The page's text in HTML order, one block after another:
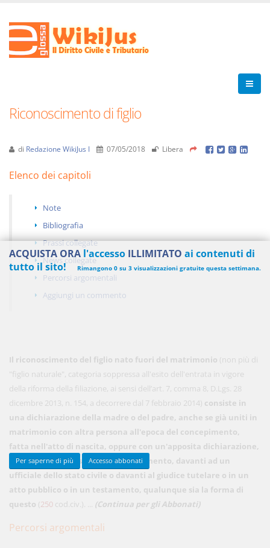
Riconoscimento di figlio
di Redazione WikiJus I 07/05/2018 Libera
Elenco dei capitoli
Note
Bibliografia
Prassi collegate
News collegate
Percorsi argomentali
Aggiungi un commento
Il riconoscimento del figlio nato fuori del matrimonio (non più di
"figlio naturale", categoria soppressa all'esito dell'entrata in vigore
della riforma della filiazione, ai sensi dell’art. 7, comma 8, D.Lgs. 28
dicembre 2013, n. 154, a decorrere dal 7 febbraio 2014) consiste in
una dichiarazione della madre o del padre, anche se già uniti in
matrimonio con altra persona all'epoca del concepimento,
fatta nell'atto di nascita, oppure con un'apposita dichiarazione,
successiva alla nascita o al concepimento, davanti ad un
ufficiale dello stato civile o davanti al giudice tutelare o in un
atto pubblico o in un testamento, qualunque sia la forma di
questo (250 cod.civ.). ... (Continua per gli Abbonati)
Percorsi argomentali
ACQUISTA ORA l'accesso ILLIMITATO ai contenuti di
tutto il sito!
Rimangono 0 su 3 visualizzazioni gratuite questa settimana.
48,00 € MENSILI
Acquista ora
Per saperne di più Accesso abbonati